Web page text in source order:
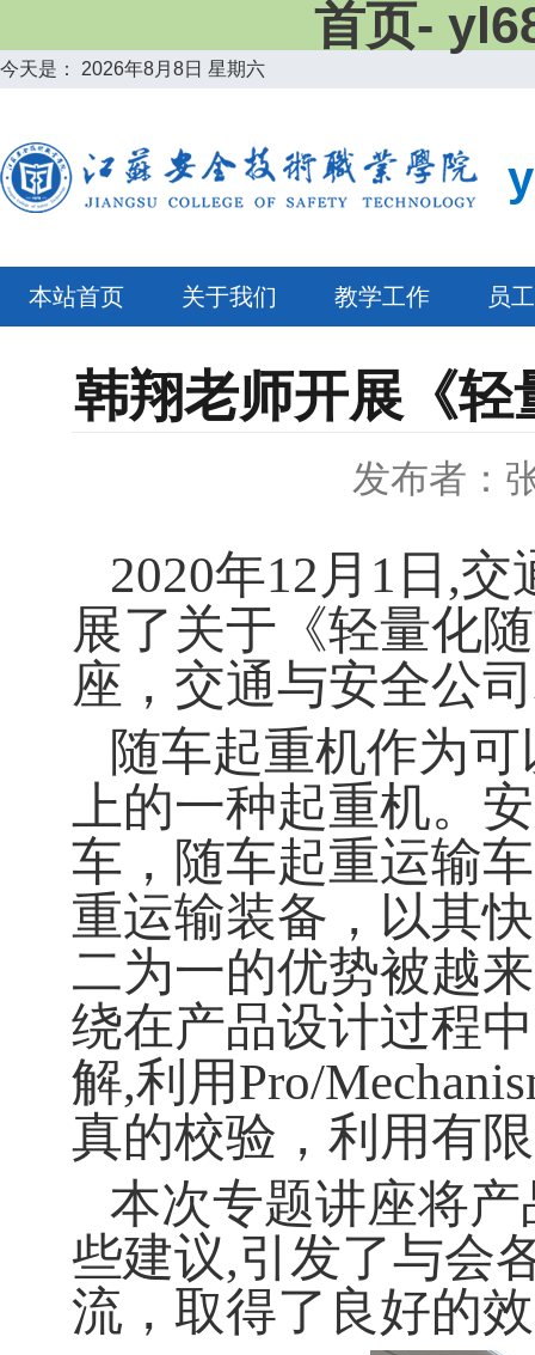
首页-
今天是： 2026年8月8日 星期六
本站首页 关于我们 教学工作 员
韩翔老师开展《
发布者：
2020年12月1日,
展了关于《轻量化
座，交通与安全公
随车起重机作为
上的一种起重机。
车，随车起重运输
重运输装备，以其
二为一的优势被越
绕在产品设计过程
解,利用Pro/
真的校验，利用有
本次专题讲座将
些建议,引发了与会
流，取得了良好的